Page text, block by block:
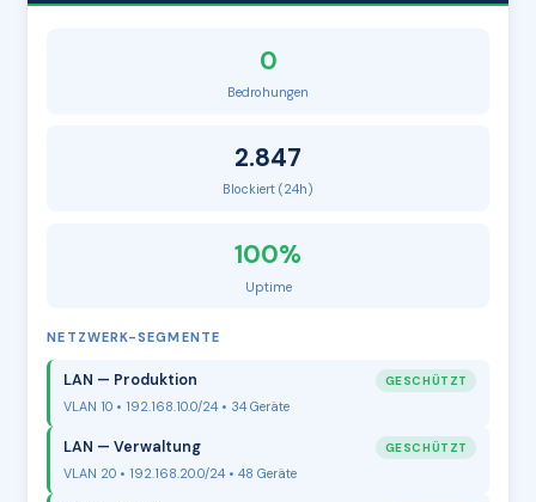
0
Bedrohungen
2.847
Blockiert (24h)
100%
Uptime
NETZWERK-SEGMENTE
LAN — Produktion GESCHÜTZT
VLAN 10 • 192.168.10.0/24 • 34 Geräte
LAN — Verwaltung GESCHÜTZT
VLAN 20 • 192.168.20.0/24 • 48 Geräte